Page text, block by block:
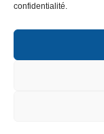
confidentialité.
DESIGN +